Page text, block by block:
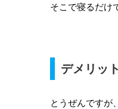
そこで寝るだけ
デメリッ
とうぜんですが